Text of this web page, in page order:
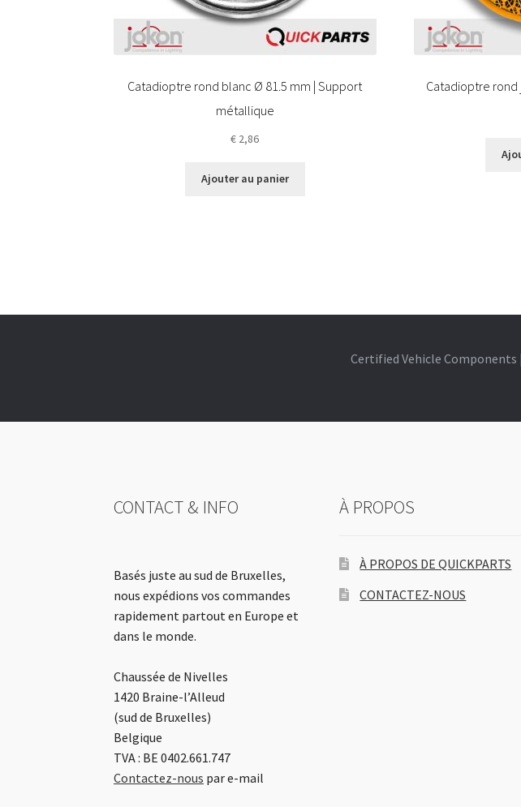
Catadioptre rond blanc Ø 81.5 mm | Support
métallique
€ 2,86
Ajouter au panier
Catadioptre
Certified Vehicle
CONTACT & INFO
Basés juste au sud de Bruxelles,
nous expédions vos commandes
rapidement partout en Europe et
dans le monde.
Chaussée de Nivelles
1420 Braine-l’Alleud
(sud de Bruxelles)
Belgique
TVA : BE 0402.661.747
Contactez-nous par e-mail
À PROPOS
À PROPOS DE QUICKPARTS
CONTACTEZ-NOUS